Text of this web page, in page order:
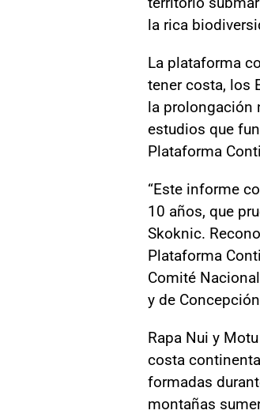
la rica
La plataforma
tener costa, los
la prolongación
estudios que
Plataforma
“Este informe
10 años, que
Skoknic.
Plataforma
Comité
y de
Rapa Nui y
costa
formadas
montañas